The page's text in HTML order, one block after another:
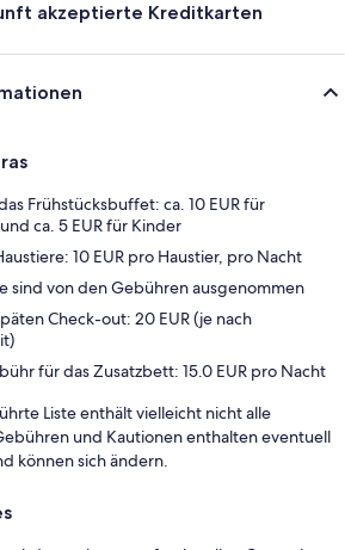
akzeptierte Kreditkarten
Frühstücksbuffet: ca. 10 EUR für
ca. 5 EUR für Kinder
10 EUR pro Haustier, pro Nacht
sind von den Gebühren ausgenommen
Check-out: 20 EUR (je nach
für das Zusatzbett: 15.0 EUR pro Nacht
Liste enthält vielleicht nicht alle
und Kautionen enthalten eventuell
können sich ändern.